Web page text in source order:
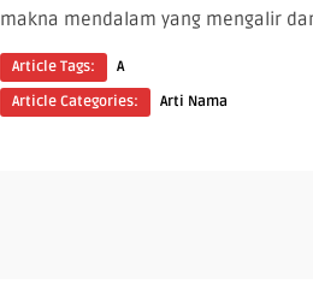
makna mendalam yang mengalir
Article Tags:
A
Article Categories:
Arti Nama